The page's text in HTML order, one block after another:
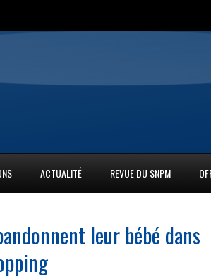
ACTUALITÉ REVUE DU SNPM
leur bébé dans